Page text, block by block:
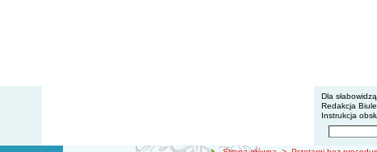
BIP -
Menu
Dla
Redakcja
Instrukcja
Wyszukiwarka